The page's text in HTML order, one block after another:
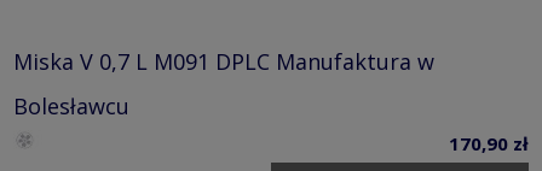
Miska V 0,7 L M091 DPLC Manufaktura w
Bolesławcu
170,90 zł